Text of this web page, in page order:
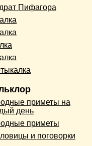
Пифагора
приметы на
день
приметы
и поговорки